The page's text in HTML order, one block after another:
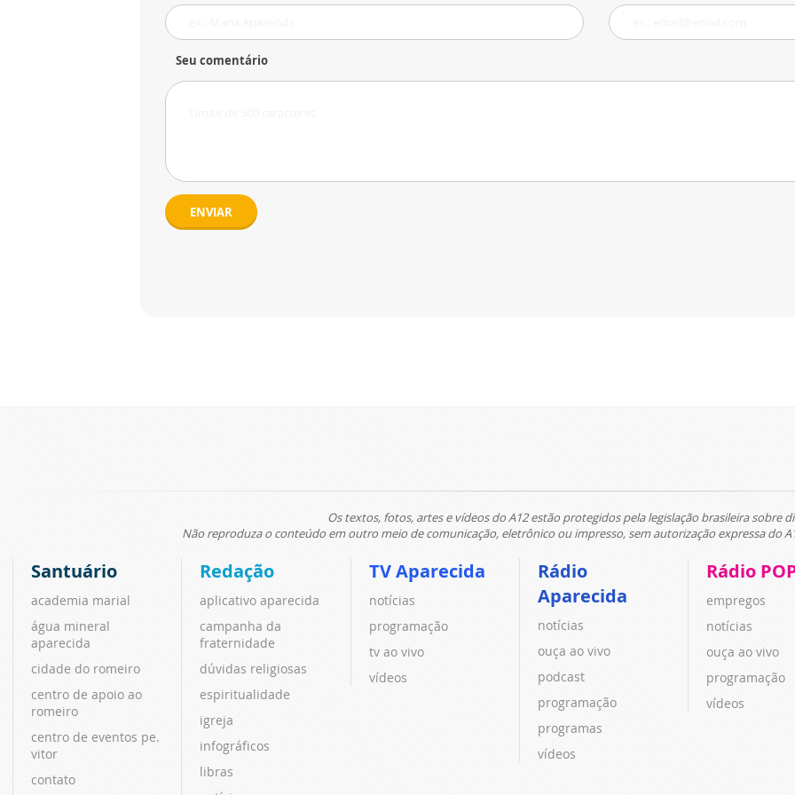
Seu comentário
ENVIAR
Os textos, fotos, artes e vídeos do A12 estão protegidos pela legislação brasileira sobre
Não reproduza o conteúdo em outro meio de comunicação, eletrônico ou impresso, sem autorização expressa do
Santuário
academia marial
água mineral
aparecida
cidade do romeiro
centro de apoio ao
romeiro
centro de eventos pe.
vitor
contato
Redação
aplicativo aparecida
campanha da
fraternidade
dúvidas religiosas
espiritualidade
igreja
infográficos
libras
TV Aparecida
notícias
programação
tv ao vivo
vídeos
Rádio
Aparecida
notícias
ouça ao vivo
podcast
programação
programas
vídeos
Rádio
empregos
notícias
ouça ao vivo
programação
vídeos